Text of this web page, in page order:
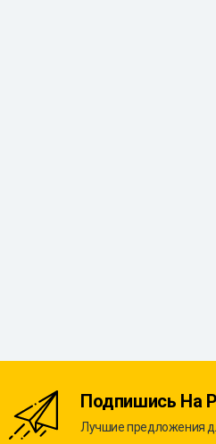
Подпишись На
Лучшие предложения